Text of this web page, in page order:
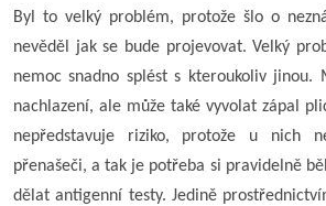
Byl to velký problém, protože šlo o
nevěděl jak se bude projevovat. Velký
nemoc snadno splést s kteroukoliv jinou.
nachlazení, ale může také vyvolat zápal
nepředstavuje riziko, protože u nich
přenašeči, a tak je potřeba si pravidelně
dělat antigenní testy. Jedině